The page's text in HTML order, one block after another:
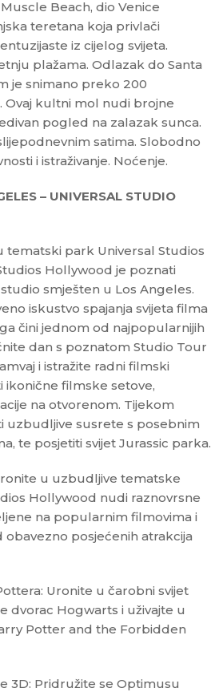
Beach, dio Venice
teretana koja privlači
iz cijelog svijeta.
plažama. Odlazak do Santa
je snimano preko 200
Ovaj kultni mol nudi brojne
pogled na zalazak sunca.
satima. Slobodno
i istraživanje. Noćenje.
– UNIVERSAL STUDIO
park Universal Studios
Hollywood je poznati
smješten u Los Angeles.
iskustvo spajanja svijeta filma
čini jednom od najpopularnijih
dan s poznatom Studio Tour
i istražite radni filmski
ikonične filmske setove,
na otvorenom. Tijekom
uzbudljive susrete s posebnim
te posjetiti svijet Jurassic parka.
u uzbudljive tematske
Hollywood nudi raznovrsne
na popularnim filmovima i
obavezno posjećenih atrakcija
Uronite u čarobni svijet
dvorac Hogwarts i uživajte u
Potter and the Forbidden
3D: Pridružite se Optimusu